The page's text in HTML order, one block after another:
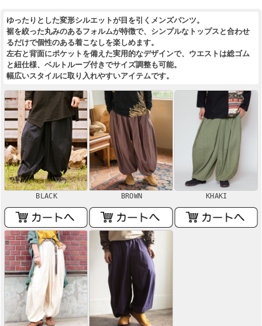
ゆったりとした変形シルエットが目を引くメンズパンツ。
裾を絞った丸みのあるフォルムが特徴で、シンプルなトップスと合わせ
るだけで個性のある着こなしを楽しめます。
左右と背面にポケットを備えた実用的なデザインで、ウエストは総ゴム
と紐仕様、ベルトループ付きでサイズ調整も可能。
幅広いスタイルに取り入れやすいアイテムです。
BLACK BROWN KHAKI